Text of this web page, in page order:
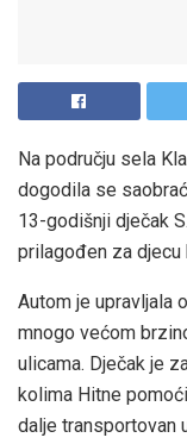
Na području sela
dogodila se
13-godišnji dječak
prilagođen za djecu
Autom je upravljala
mnogo većom
ulicama. Dječak je
kolima Hitne
dalje transportovan